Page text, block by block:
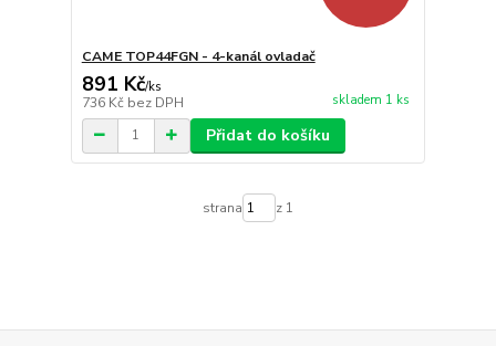
CAME TOP44FGN - 4-kanál ovladač
891 Kč/ks
736 Kč bez DPH skladem 1 ks
Přidat do košíku
strana z 1